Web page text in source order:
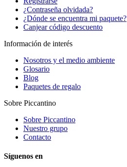
¿Contraseña olvidada?
¿Dónde se encuentra mi paquete?
Canjear código descuento
Información de interés
Nosotros y el medio ambiente
Glosario
Blog
Paquetes de regalo
Sobre Piccantino
Sobre Piccantino
Nuestro grupo
Contacto
Síguenos en